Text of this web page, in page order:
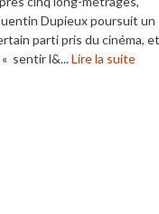
Dupieux poursuit un
parti pris du cinéma, et
« sentir l&...Lire la suite